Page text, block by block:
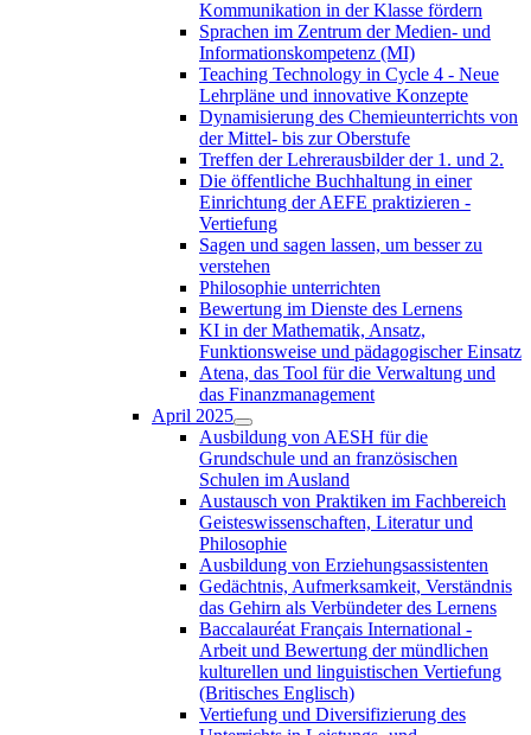
Kommunikation in der Klasse fördern
Sprachen im Zentrum der Medien- und
Informationskompetenz (MI)
Teaching Technology in Cycle 4 - Neue
Lehrpläne und innovative Konzepte
Dynamisierung des Chemieunterrichts von
der Mittel- bis zur Oberstufe
Treffen der Lehrerausbilder der 1. und 2.
Die öffentliche Buchhaltung in einer
Einrichtung der AEFE praktizieren -
Vertiefung
Sagen und sagen lassen, um besser zu
verstehen
Philosophie unterrichten
Bewertung im Dienste des Lernens
KI in der Mathematik, Ansatz,
Funktionsweise und pädagogischer Einsatz
Atena, das Tool für die Verwaltung und
das Finanzmanagement
April 2025
Ausbildung von AESH für die
Grundschule und an französischen
Schulen im Ausland
Austausch von Praktiken im Fachbereich
Geisteswissenschaften, Literatur und
Philosophie
Ausbildung von Erziehungsassistenten
Gedächtnis, Aufmerksamkeit, Verständnis
das Gehirn als Verbündeter des Lernens
Baccalauréat Français International -
Arbeit und Bewertung der mündlichen
kulturellen und linguistischen Vertiefung
(Britisches Englisch)
Vertiefung und Diversifizierung des